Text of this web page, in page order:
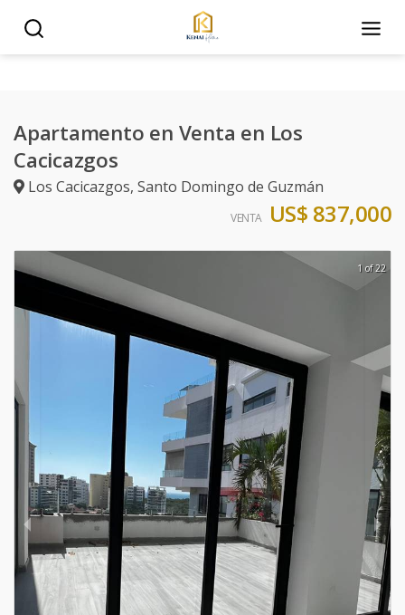
Apartamento en Venta en Los
Cacicazgos
Los Cacicazgos, Santo Domingo de Guzmán
VENTA US$ 837,000
1 of 22